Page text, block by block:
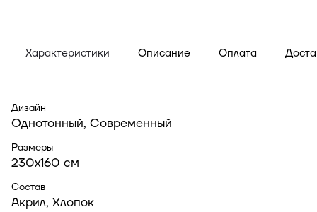
Характеристики Описание Оплата
Дизайн
Однотонный, Современный
Размеры
230x160 см
Состав
Акрил, Хлопок